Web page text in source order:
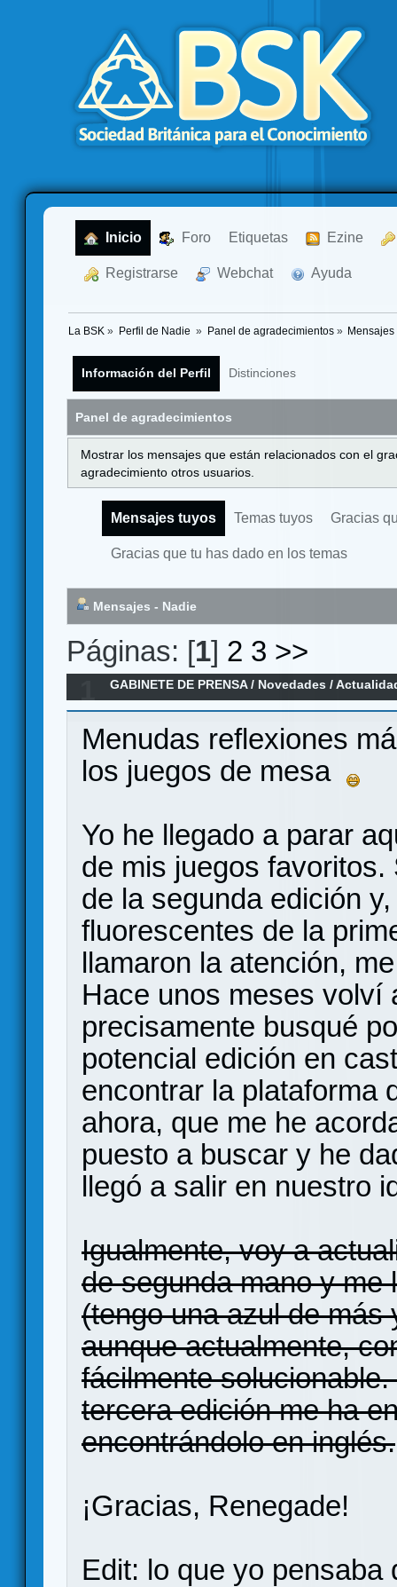
Inicio Foro Etiquetas Ezine
Registrarse Webchat Ayuda
La BSK » Perfil de Nadie » Panel de agradecimientos» Mensajes
Información del Perfil Distinciones
Panel de agradecimientos
Mostrar los mensajes que están relacionados con el
agradecimiento otros usuarios.
Mensajes tuyos Temas tuyos Gracias
Gracias que tu has dado en los temas
Mensajes - Nadie
Páginas: [1] 2 3 >>
GABINETE DE PRENSA/ Novedades /
Menudas reflexiones
los juegos de mesa
Yo he llegado a parar
de mis juegos
de la segunda edición
fluorescentes de la
llamaron la atención,
Hace unos meses volví
precisamente busqué
potencial edición en
encontrar la plataforma
ahora, que me he
puesto a buscar y he
llegó a salir en nuestro
Igualmente, voy a
de segunda mano y me
(tengo una azul de
aunque actualmente,
fácilmente
tercera edición me ha
encontrándolo en inglés.
¡Gracias, Renegade!
Edit: lo que yo pensaba